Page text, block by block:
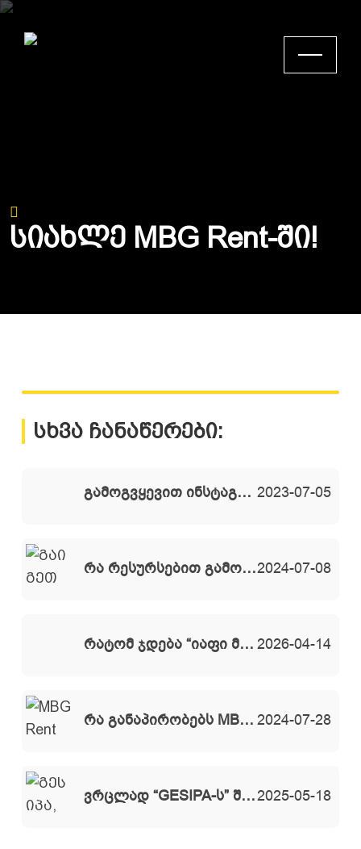
Სიახლე M BG Rent-ში!
სხვა ჩანაწერები:
გამოგვყევით ინსტაგრამზე 2023-07-05
რა რესურსებით გამოირჩევა MBG Rent -ი სამშენებლო ბაზარზე2024-07-08
რატომ ჯდება “იაფი მშენებლობა” უფრო ძვირი. 2026-04-14
რა განაპირობებს MBG Rent-ის ლიდერ პოზიციებს ბაზარზე 2024-07-28
ვრცლად “GESIPA-ს” შესახებ – თეიმურაზ თოდიძე რადიო ფორტუნას ეთერში2025-05-18